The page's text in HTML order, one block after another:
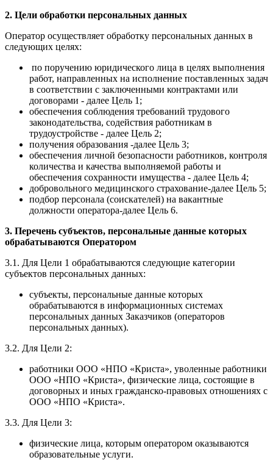
2. Цели обработки персональных данных
Оператор осуществляет обработку персональных данных в
следующих целях:
по поручению юридического лица в целях выполнения
работ, направленных на исполнение поставленных задач
в соответствии с заключенными контрактами или
договорами - далее Цель 1;
обеспечения соблюдения требований трудового
законодательства, содействия работникам в
трудоустройстве - далее Цель 2;
получения образования -далее Цель 3;
обеспечения личной безопасности работников, контроля
количества и качества выполняемой работы и
обеспечения сохранности имущества - далее Цель 4;
добровольного медицинского страхование-далее Цель 5;
подбор персонала (соискателей) на вакантные
должности оператора-далее Цель 6.
3. Перечень субъектов, персональные данные которых
обрабатываются Оператором
3.1. Для Цели 1 обрабатываются следующие категории
субъектов персональных данных:
субъекты, персональные данные которых
обрабатываются в информационных системах
персональных данных Заказчиков (операторов
персональных данных).
3.2. Для Цели 2:
работники ООО «НПО «Криста», уволенные работники
ООО «НПО «Криста», физические лица, состоящие в
договорных и иных гражданско-правовых отношениях с
ООО «НПО «Криста».
3.3. Для Цели 3:
физические лица, которым оператором оказываются
образовательные услуги.